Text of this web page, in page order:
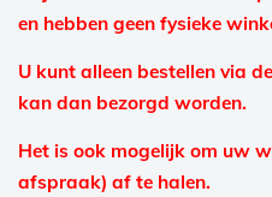
en hebben geen fysieke
U kunt alleen bestellen via
kan dan bezorgd worden.
Het is ook mogelijk om uw
afspraak) af te halen.